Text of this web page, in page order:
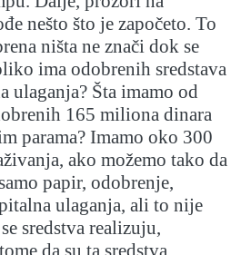
nešto što je započeto. To
ništa ne znači dok se
ima odobrenih sredstava
ulaganja? Šta imamo od
165 miliona dinara
parama? Imamo oko 300
ako možemo tako da
papir, odobrenje,
ulaganja, ali to nije
sredstva realizuju,
da su ta sredstva